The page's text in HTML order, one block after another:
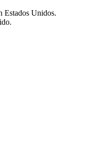
Estados Unidos.